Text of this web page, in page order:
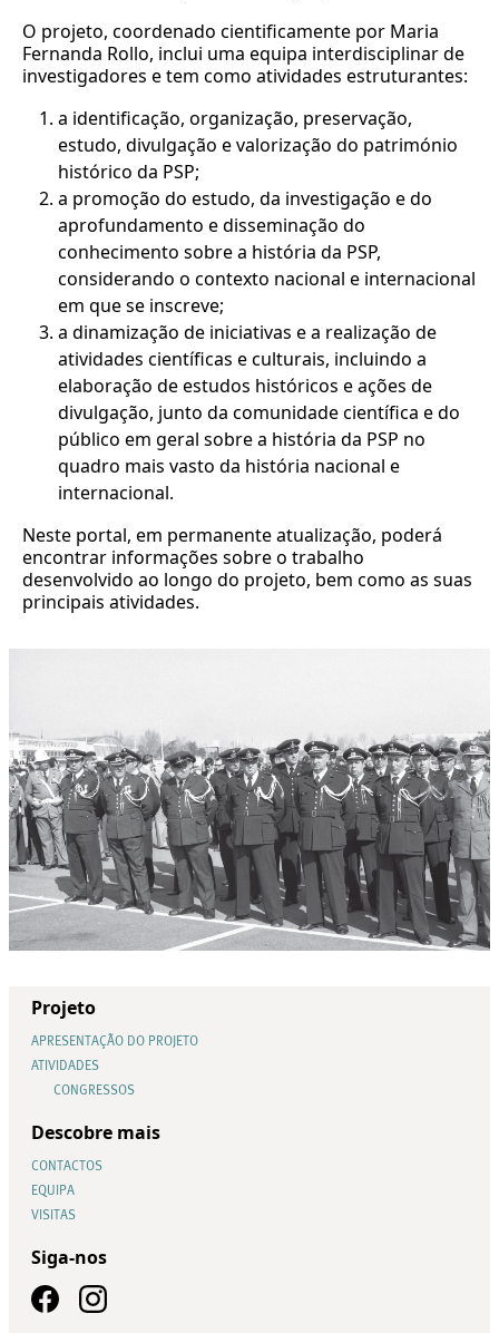
O projeto, coordenado cientificamente por Maria
Fernanda Rollo, inclui uma equipa interdisciplinar de
investigadores e tem como atividades estruturantes:
a identificação, organização, preservação,
estudo, divulgação e valorização do património
histórico da PSP;
a promoção do estudo, da investigação e do
aprofundamento e disseminação do
conhecimento sobre a história da PSP,
considerando o contexto nacional e internacional
em que se inscreve;
a dinamização de iniciativas e a realização de
atividades científicas e culturais, incluindo a
elaboração de estudos históricos e ações de
divulgação, junto da comunidade científica e do
público em geral sobre a história da PSP no
quadro mais vasto da história nacional e
internacional.
Neste portal, em permanente atualização, poderá
encontrar informações sobre o trabalho
desenvolvido ao longo do projeto, bem como as suas
principais atividades.
Projeto
APRESENTAÇÃO DO PROJETO
ATIVIDADES
CONGRESSOS
Descobre mais
CONTACTOS
EQUIPA
VISITAS
Siga-nos